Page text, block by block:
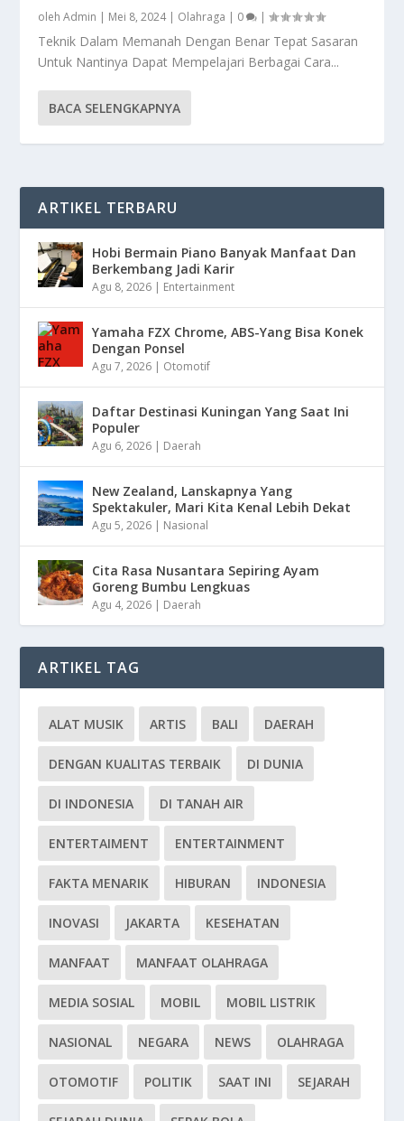
olehAdmin | Mei 8, 2024| Olahraga | 0 |
Teknik Dalam Memanah Dengan Benar Tepat Sasaran
Untuk Nantinya Dapat Mempelajari Berbagai Cara...
BACA SELENGKAPNYA
ARTIKEL TERBARU
Hobi Bermain Piano Banyak Manfaat Dan
Berkembang Jadi Karir
Agu 8, 2026 | Entertainment
Yamaha FZX Chrome, ABS-Yang Bisa Konek
Dengan Ponsel
Agu 7, 2026 | Otomotif
Daftar Destinasi Kuningan Yang Saat Ini
Populer
Agu 6, 2026 | Daerah
New Zealand, Lanskapnya Yang
Spektakuler, Mari Kita Kenal Lebih Dekat
Agu 5, 2026 | Nasional
Cita Rasa Nusantara Sepiring Ayam
Goreng Bumbu Lengkuas
Agu 4, 2026 | Daerah
ARTIKEL TAG
ALAT MUSIK ARTIS BALI DAERAH
DENGAN KUALITAS TERBAIK DI DUNIA
DI INDONESIA DI TANAH AIR
ENTERTAIMENT ENTERTAINMENT
FAKTA MENARIK HIBURAN INDONESIA
INOVASI JAKARTA KESEHATAN
MANFAAT MANFAAT OLAHRAGA
MEDIA SOSIAL MOBIL MOBIL LISTRIK
NASIONAL NEGARA NEWS OLAHRAGA
OTOMOTIF POLITIK SAAT INI SEJARAH